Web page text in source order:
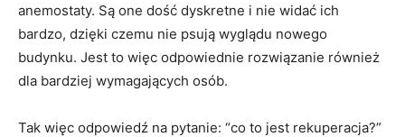
anemostaty. Są one dość dyskretne i nie widać ich
bardzo, dzięki czemu nie psują wyglądu nowego
budynku. Jest to więc odpowiednie rozwiązanie również
dla bardziej wymagających osób.
Tak więc odpowiedź na pytanie: “co to jest rekuperacja?”